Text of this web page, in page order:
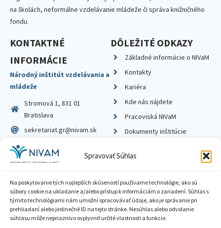
Spravovať Súhlas
Na poskytovanie tých najlepších skúseností používame technológie, ako sú
súbory cookie na ukladanie a/alebo prístup k informáciám o zariadení. Súhlas s
týmito technológiami nám umožní spracovávať údaje, ako je správanie pri
prehliadaní alebo jedinečné ID na tejto stránke. Nesúhlas alebo odvolanie
súhlasu môže nepriaznivo ovplyvniť určité vlastnosti a funkcie.
na školách, neformálne vzdelávanie mládeže či správa knižničného
fondu.
KONTAKTNÉ
INFORMÁCIE
Národný inštitút vzdelávania a
mládeže
Stromová 1, 831 01
Bratislava
sekretariat.gr@nivam.sk
IČO: 00164348
DIČ: 2020798714
DÔLEŽITÉ ODKAZY
Základné informácie o NIVaM
Kontakty
Kariéra
Kde nás nájdete
Pracoviská NIVaM
Dokumenty inštitúcie
Zásady ochrany súkromia